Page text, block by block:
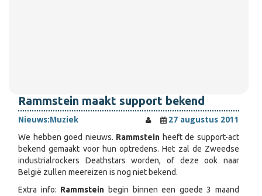
Rammstein maakt support bekend
Nieuws:Muziek
27 augustus 2011
We hebben goed nieuws. Rammstein heeft de support-act
bekend gemaakt voor hun optredens. Het zal de Zweedse
industrialrockers Deathstars worden, of deze ook naar
België zullen meereizen is nog niet bekend.
Extra info: Rammstein begin binnen een goede 3 maand